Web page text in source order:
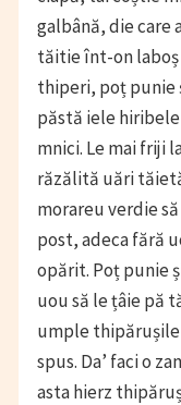
galbână, die care
tăitie înt-on laboș
thiperi, poț punie
păstă iele
mnici. Le mai friji
răzălită uări
morareu verdie
post, adeca fără
opărit. Poț punie
uou să le țâie pă
umple
spus. Da’ faci o
asta hierz